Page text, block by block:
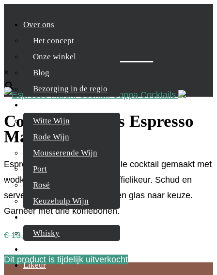
Over ons
Het concept
Onze winkel
Blog
Bezorging in de regio
Witte Wijn
Rode Wijn
Mousserende Wijn
Port
Rosé
Keuzehulp Wijn
Whisky
Whisky
Likeur
Zoek je product
×
Coppa Cocktails Espresso
Martini
Espresso Martini is een stijlvolle cocktail gemaakt met
wodka, cold brew koffie en koffielikeur. Schud en
serveer zo koud mogelijk in een glas naar keuze.
Garneer met drie koffiebonen.
€13,95
Oorspronkelijke
was:
€10,50
is:
Dit product is tijdelijk uitverkocht